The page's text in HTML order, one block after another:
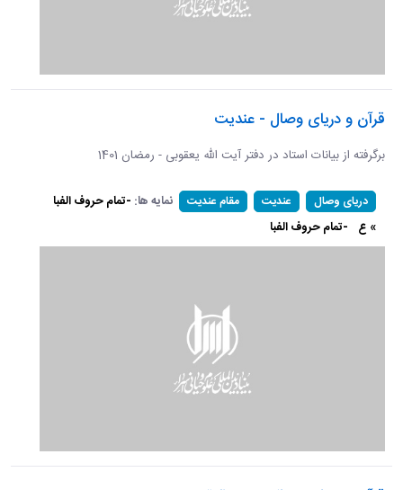
قرآن و دریای وصال - عندیت
برگرفته از بیانات استاد در دفتر آیت الله یعقوبی - رمضان 1401
دریای وصال عندیت مقام عندیت نمایه ها: -تمام حروف الفبا
» ع -تمام حروف الفبا